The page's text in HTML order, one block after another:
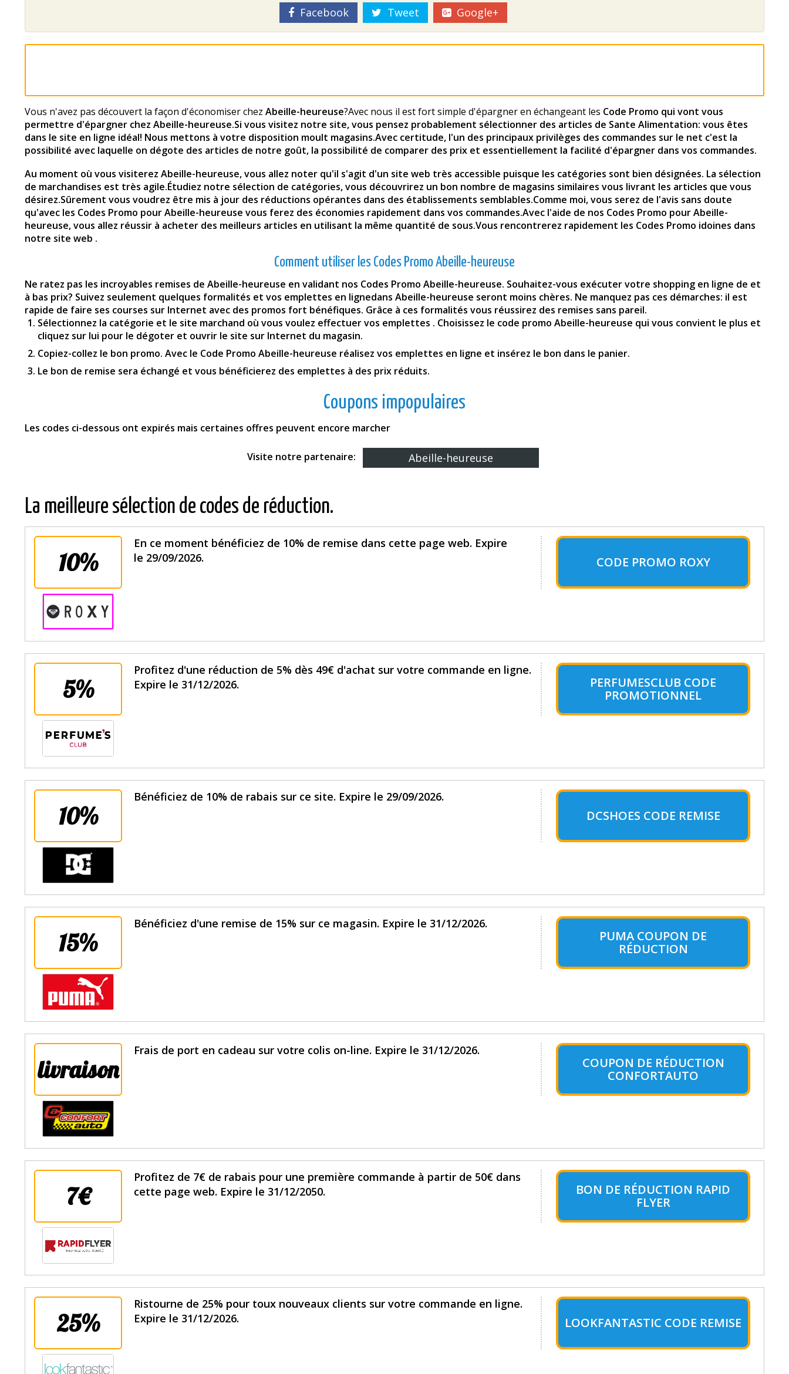
Facebook Tweet Google+
Vous n'avez pas découvert la façon d'économiser chez Abeille-heureuse?Avec nous il est fort simple d'épargner en échangeant les Code Promo qui vont vous
permettre d'épargner chez Abeille-heureuse.Si vous visitez notre site, vous pensez probablement sélectionner des articles de Sante Alimentation: vous êtes
dans le site en ligne idéal! Nous mettons à votre disposition moult magasins.Avec certitude, l'un des principaux privilèges des commandes sur le net c'est la
possibilité avec laquelle on dégote des articles de notre goût, la possibilité de comparer des prix et essentiellement la facilité d'épargner dans vos commandes.
Au moment où vous visiterez Abeille-heureuse, vous allez noter qu'il s'agit d'un site web très accessible puisque les catégories sont bien désignées. La sélection
de marchandises est très agile.Étudiez notre sélection de catégories, vous découvrirez un bon nombre de magasins similaires vous livrant les articles que vous
désirez.Sûrement vous voudrez être mis à jour des réductions opérantes dans des établissements semblables.Comme moi, vous serez de l'avis sans doute
qu'avec les Codes Promo pour Abeille-heureuse vous ferez des économies rapidement dans vos commandes.Avec l'aide de nos Codes Promo pourAbeille-
heureuse, vous allez réussir à acheter des meilleurs articles en utilisant la même quantité de sous.Vous rencontrerez rapidement les Codes Promo idoines dans
notre site web .
Comment utiliser les Codes Promo Abeille-heureuse
Ne ratez pas les incroyables remises de Abeille-heureuse en validant nos Codes Promo Abeille-heureuse. Souhaitez-vous exécuter votre shopping en ligne de et
à bas prix? Suivez seulement quelques formalités et vos emplettes en lignedans Abeille-heureuse seront moins chères. Ne manquez pas ces démarches: il est
rapide de faire ses courses sur Internet avec des promos fort bénéfiques. Grâce à ces formalités vous réussirez des remises sans pareil.
Sélectionnez la catégorie et le site marchand où vous voulez effectuer vos emplettes . Choisissez le code promo Abeille-heureuse qui vous convient le plus et
cliquez sur lui pour le dégoter et ouvrir le site sur Internet du magasin.
Copiez-collez le bon promo. Avec le Code Promo Abeille-heureuse réalisez vos emplettes en ligne et insérez le bon dans le panier.
Le bon de remise sera échangé et vous bénéficierez des emplettes à des prix réduits.
Coupons impopulaires
Les codes ci-dessous ont expirés mais certaines offres peuvent encore marcher
Visite notre partenaire: Abeille-heureuse
La meilleure sélection de codes de réduction.
10%
En ce moment bénéficiez de 10% de remise dans cette page web. Expire
le 29/09/2026.
CODE PROMO ROXY
5%
Profitez d'une réduction de 5% dès 49€ d'achat sur votre commande en ligne.
Expire le 31/12/2026.
PERFUMESCLUB CODE
PROMOTIONNEL
10%
Bénéficiez de 10% de rabais sur ce site. Expire le 29/09/2026.
DCSHOES CODE REMISE
15%
Bénéficiez d'une remise de 15% sur ce magasin. Expire le 31/12/2026.
PUMA COUPON DE
RÉDUCTION
livraison
Frais de port en cadeau sur votre colis on-line. Expire le 31/12/2026.
COUPON DE RÉDUCTION
CONFORTAUTO
7€
Profitez de 7€ de rabais pour une première commande à partir de 50€ dans
cette page web. Expire le 31/12/2050.
BON DE RÉDUCTION RAPID
FLYER
25%
Ristourne de 25% pour toux nouveaux clients sur votre commande en ligne.
Expire le 31/12/2026.
LOOKFANTASTIC CODE REMISE